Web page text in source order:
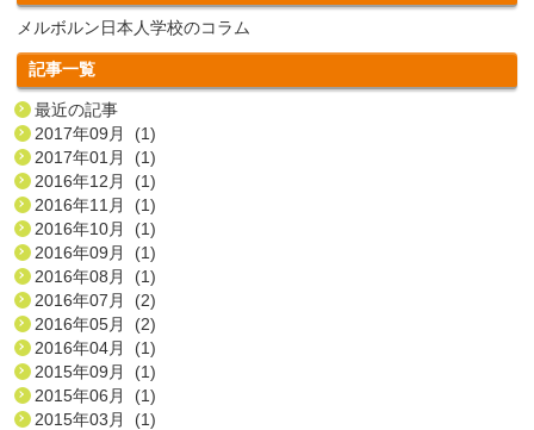
メルボルン日本人学校のコラム
記事一覧
最近の記事
2017年09月 (1)
2017年01月 (1)
2016年12月 (1)
2016年11月 (1)
2016年10月 (1)
2016年09月 (1)
2016年08月 (1)
2016年07月 (2)
2016年05月 (2)
2016年04月 (1)
2015年09月 (1)
2015年06月 (1)
2015年03月 (1)